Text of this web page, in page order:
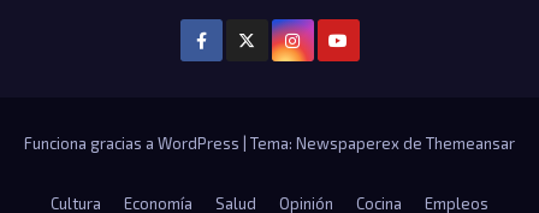
Funciona gracias a WordPress Tema: Newspaperex de Themeansar
Cultura Economía Salud Opinión Cocina Empleos